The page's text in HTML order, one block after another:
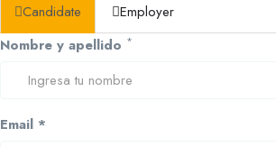
Candidate
Employer
Nombre y apellido *
Email *